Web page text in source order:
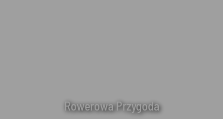
Rowerowa Przygoda